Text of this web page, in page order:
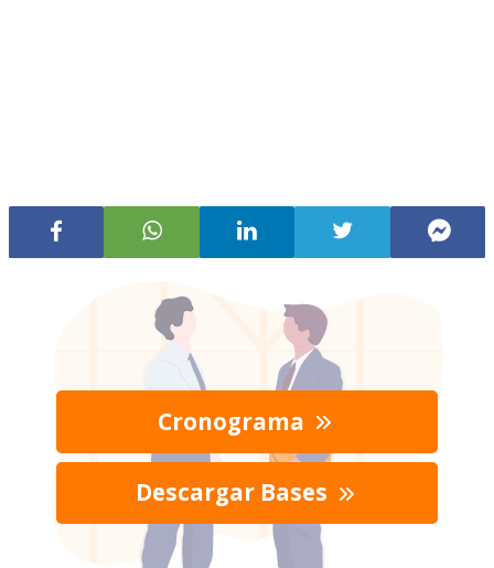
Cronograma
Descargar Bases